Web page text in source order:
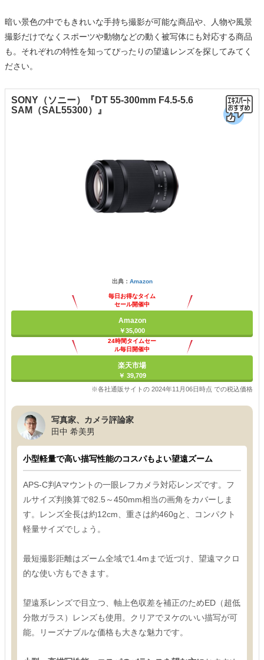
暗い景色の中でもきれいな手持ち撮影が可能な商品や、人物や風景
撮影だけでなくスポーツや動物などの動く被写体にも対応する商品
も。それぞれの特性を知ってぴったりの望遠レンズを探してみてく
ださい。
SONY（ソニー）『DT 55-300mm F4.5-5.6
SAM（SAL55300）』
出典： Amazon
毎日お得なタイム
セール開催中
Amazon
￥35,000
24時間タイムセー
ル毎日開催中
楽天市場
￥ 39,709
※各社通販サイトの 2024年11月06日時点 での税込価格
写真家、カメラ評論家
田中 希美男
小型軽量で高い描写性能のコスパもよい望遠ズーム
APS-C判Aマウントの一眼レフカメラ対応レンズです。フ
ルサイズ判換算で82.5～450mm相当の画角をカバーしま
す。レンズ全長は約12cm、重さは約460gと、コンパクト
軽量サイズでしょう。
最短撮影距離はズーム全域で1.4mまで近づけ、望遠マクロ
的な使い方もできます。
望遠系レンズで目立つ、軸上色収差を補正のためED（超低
分散ガラス）レンズも使用。クリアでヌケのいい描写が可
能。リーズナブルな価格も大きな魅力です。